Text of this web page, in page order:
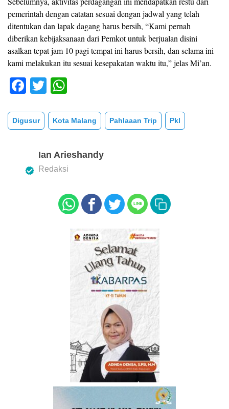
pemerintah dengan catatan sesuai dengan jadwal yang telah
ditentukan dan lapak dagang harus bersih, “Kami pernah
diberikan kebijaksanaan dari Pemkot untuk berjualan disini
asalkan tepat jam 10 pagi tempat ini harus bersih, dan selama ini
kami melakukan itu sesuai kesepakatan waktu itu,” jelas Mi’an.
F
c
e
o
T
tt
er
at
s
A
p
Digusur Kota Malang Pahlaaan Trip Pkl
Ian Arieshandy
Redaksi